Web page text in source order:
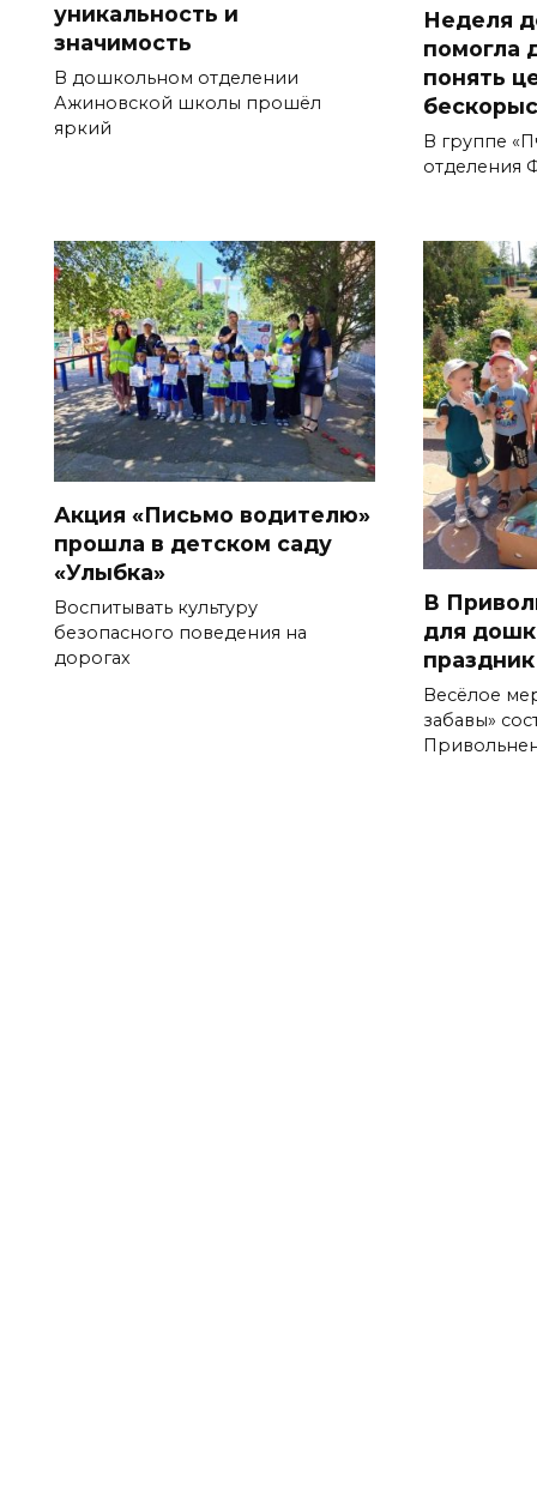
уникальность и
значимость
В дошкольном отделении
Ажиновской школы прошёл
яркий
Неделя
помогла
понять
В группе
отделения
Акция «Письмо водителю»
прошла в детском саду
«Улыбка»
Воспитывать культуру
безопасного поведения на
дорогах
В
для
праздник
Весёлое
забавы»